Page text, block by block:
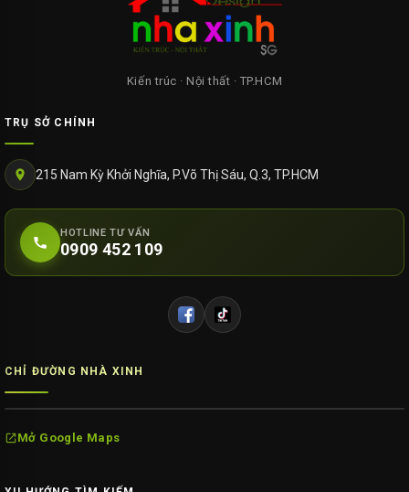
Kiến trúc · Nội thất · TP.HCM
TRỤ SỞ CHÍNH
215 Nam Kỳ Khởi Nghĩa, P.Võ Thị Sáu, Q.3, TP.HCM
HOTLINE TƯ VẤN
0909 452 109
CHỈ ĐƯỜNG NHÀ XINH
Mở Google Maps